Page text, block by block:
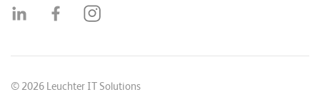
© 2026 Leuchter IT Solutions